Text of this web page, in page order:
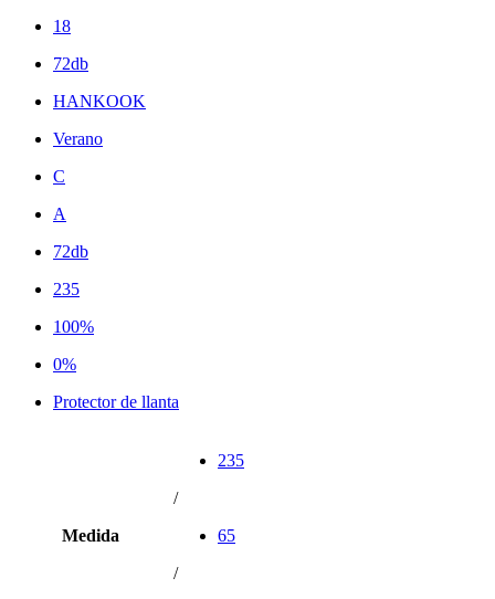
18
72db
HANKOOK
Verano
C
A
72db
235
100%
0%
Protector de llanta
Medida
235
/
65
/